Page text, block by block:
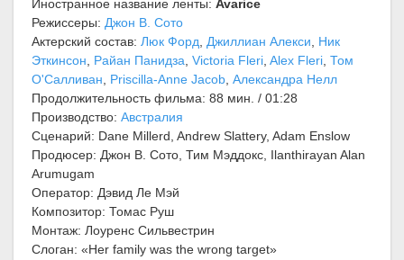
Иностранное название ленты: Avarice
Режиссеры: Джон В. Сото
Актерский состав: Люк Форд, Джиллиан Алекси, Ник
Эткинсон, Райан Панидза, Victoria Fleri, Alex Fleri, Том
О'Салливан, Priscilla-Anne Jacob, Александра Нелл
Продолжительность фильма: 88 мин. / 01:28
Производство: Австралия
Сценарий: Dane Millerd, Andrew Slattery, Adam Enslow
Продюсер: Джон В. Сото, Тим Мэддокс, Ilanthirayan Alan
Arumugam
Оператор: Дэвид Ле Мэй
Композитор: Томас Руш
Монтаж: Лоуренс Сильвестрин
Слоган: «Her family was the wrong target»